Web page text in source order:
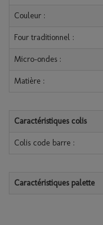
Couleur :
Four traditionnel :
Micro-ondes :
Matière :
Caractéristiques colis
Colis code barre :
Caractéristiques palette